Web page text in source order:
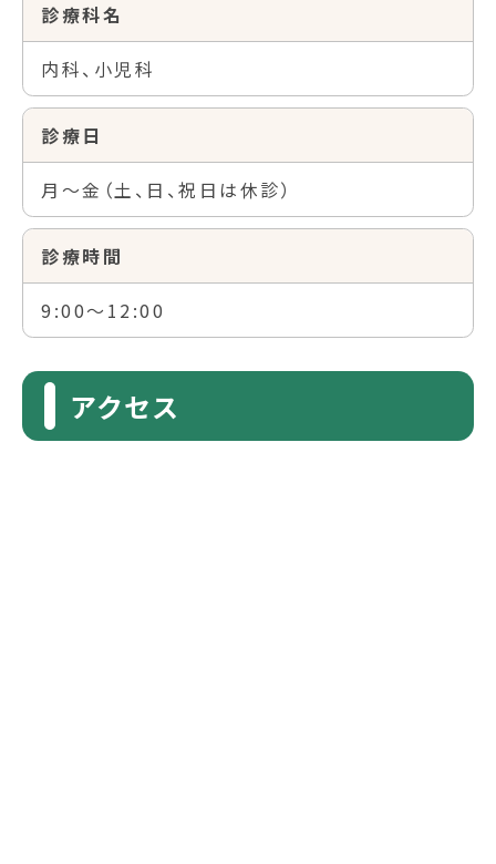
診療科名
内科、小児科
診療日
月～金（土、日、祝日は休診）
診療時間
9:00～12:00
アクセス